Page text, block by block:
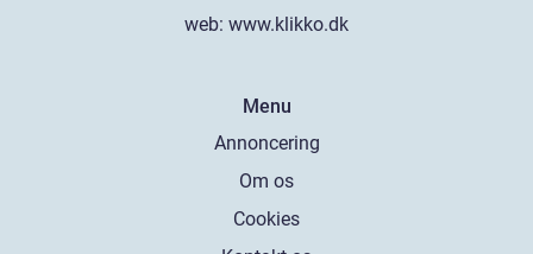
web: www.klikko.dk
Menu
Annoncering
Om os
Cookies